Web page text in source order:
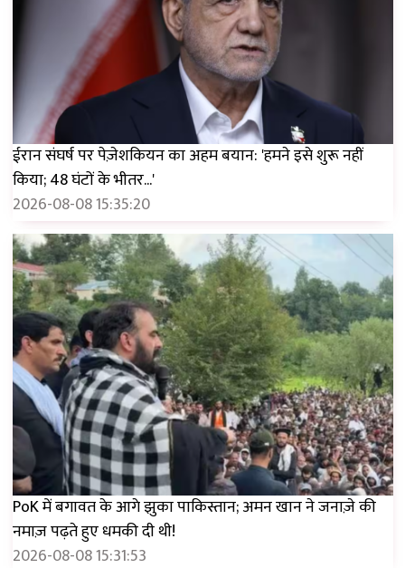
ईरान संघर्ष पर पेज़ेशकियन का अहम बयान: 'हमने इसे शुरू नहीं
किया; 48 घंटों के भीतर...'
2026-08-08 15:35:20
PoK में बगावत के आगे झुका पाकिस्तान; अमन खान ने जनाज़े की
नमाज़ पढ़ते हुए धमकी दी थी!
2026-08-08 15:31:53